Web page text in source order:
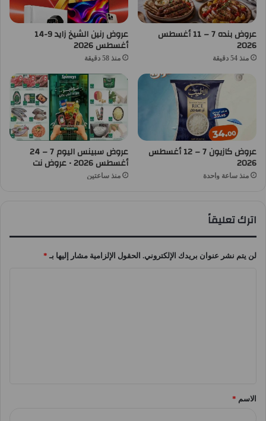
عروض بنده 7 – 11 أغسطس
2026
منذ 54 دقيقة
عروض رنين الشيخ زايد 9-14
أغسطس 2026
منذ 58 دقيقة
عروض كازيون 7 – 12 أغسطس
2026
منذ ساعة واحدة
عروض سبينس اليوم 7 – 24
أغسطس 2026 • عروض نت
منذ ساعتين
اترك تعليقاً
لن يتم نشر عنوان بريدك الإلكتروني. الحقول الإلزامية مشار إليها بـ *
*الاسم *